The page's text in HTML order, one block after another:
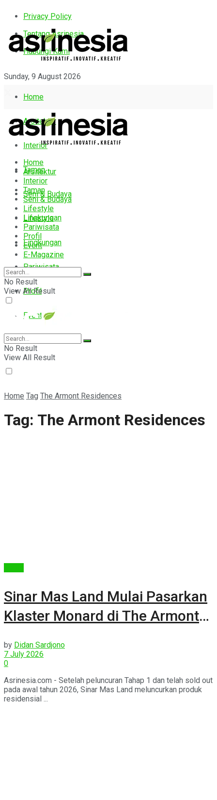
Privacy Policy
Tentang Asrinesia
Hubungi Kami
Sunday, 9 August 2026
Home
Arsitektur
Interior
Taman
Seni & Budaya
Lifestyle
Lingkungan
Pariwisata
Profil
Event
E-Magazine
Home
Arsitektur
Interior
Taman
Seni & Budaya
Lifestyle
Lingkungan
Pariwisata
Profil
Event
E-Magazine
No Result
View All Result
No Result
View All Result
Home Tag The Armont Residences
Tag: The Armont Residences
Sinar Mas Land Mulai Pasarkan
Klaster Monard di The Armont
by Didan Sardjono
7 July 2026
0
Asrinesia.com - Setelah peluncuran Tahap 1 dan telah sold out
pada awal tahun 2026, Sinar Mas Land meluncurkan produk
residensial ...